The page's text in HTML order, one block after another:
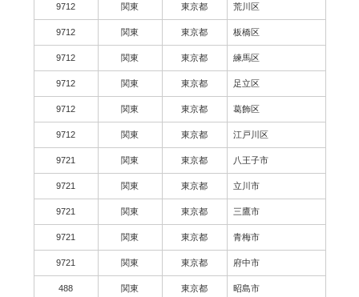
9712 関東 東京都 荒川区
9712 関東 東京都 板橋区
9712 関東 東京都 練馬区
9712 関東 東京都 足立区
9712 関東 東京都 葛飾区
9712 関東 東京都 江戸川区
9721 関東 東京都 八王子市
9721 関東 東京都 立川市
9721 関東 東京都 三鷹市
9721 関東 東京都 青梅市
9721 関東 東京都 府中市
488 関東 東京都 昭島市